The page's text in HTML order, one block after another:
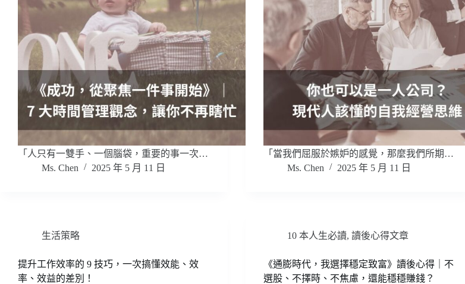
「人只有一雙手、一個腦袋，重要的事一次…
Ms. Chen
2025 年 5 月 11 日
「當我們屈服於嫉妒的感覺，那麼我們所期…
Ms. Chen
2025 年 5 月 11 日
生活策略
提升工作效率的 9 技巧，一次搞懂效能、效
率、效益的差別！
10 本人生必讀,讀後心得文章
《通膨時代，我選擇穩定致富》讀後心得｜不
選股、不擇時、不焦慮，還能穩穩賺錢？